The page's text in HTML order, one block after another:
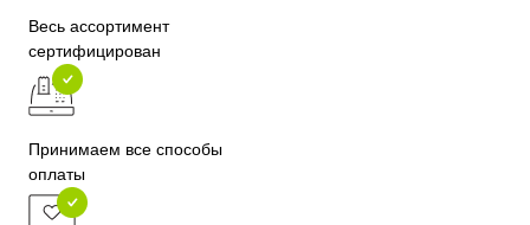
Весь ассортимент
сертифицирован
Принимаем все способы
оплаты